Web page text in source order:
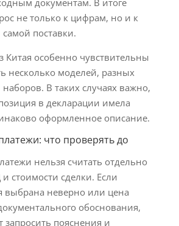
документам. В итоге
не только к цифрам, но и к
поставки.
Китая особенно чувствительны
несколько моделей, разных
В таких случаях важно,
в декларации имела
оформленное описание.
что проверять до
нельзя считать отдельно
стоимости сделки. Если
выбрана неверно или цена
обоснования,
пояснения и